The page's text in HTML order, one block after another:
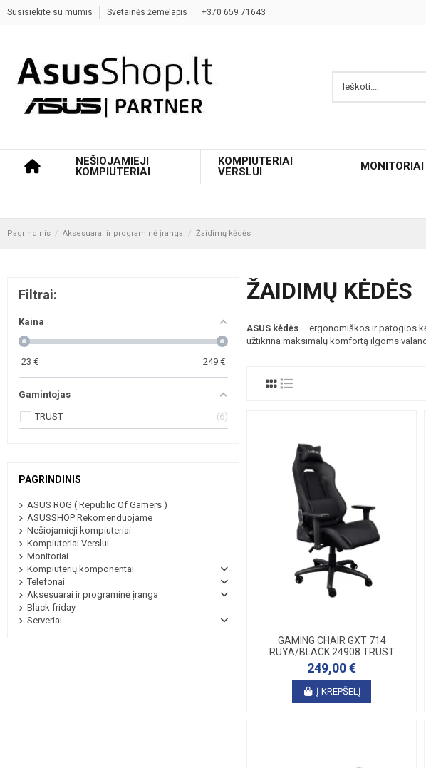
Susisiekite su mumis Svetainės žemėlapis +370 659 71643
NEŠIOJAMIEJI
KOMPIUTERIAI
KOMPIUTERIAI
VERSLUI
MONITORIAI
Pagrindinis Aksesuarai ir programinė įranga Žaidimų kėdės
ŽAIDIMŲ KĖDĖS
ASUS kėdės– ergonomiškos ir patogios
užtikrina maksimalų komfortą ilgoms
GAMING CHAIR GXT 714
RUYA/BLACK 24908 TRUST
249,00 €
Į KREPŠELĮ
Filtrai:
Kaina
23 € 249 €
Gamintojas
TRUST 6
PAGRINDINIS
ASUS ROG ( Republic Of Gamers )
ASUSSHOP Rekomenduojame
Nešiojamieji kompiuteriai
Kompiuteriai Verslui
Monitoriai
Kompiuterių komponentai
Telefonai
Aksesuarai ir programinė įranga
Black friday
Serveriai